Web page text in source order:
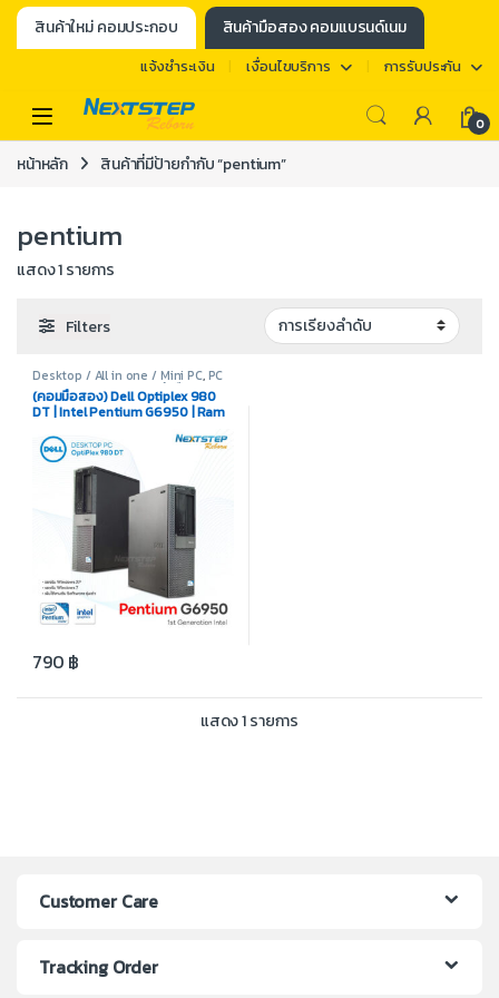
สินค้าใหม่ คอมประกอบ สินค้ามือสอง คอมแบรนด์เนม
แจ้งชำระเงิน เงื่อนไขบริการ การรับประกัน
0
หน้าหลัก สินค้าที่มีป้ายกำกับ “pentium”
pentium
แสดง 1 รายการ
Filters
Desktop / All in one / Mini PC,PC
Case ,PC Case Dell , สินค้ามือสอง
(คอมมือสอง) Dell Optiplex 980
DT | Intel Pentium G6950 | Ram
790 ฿
แสดง 1 รายการ
Customer Care
Tracking Order